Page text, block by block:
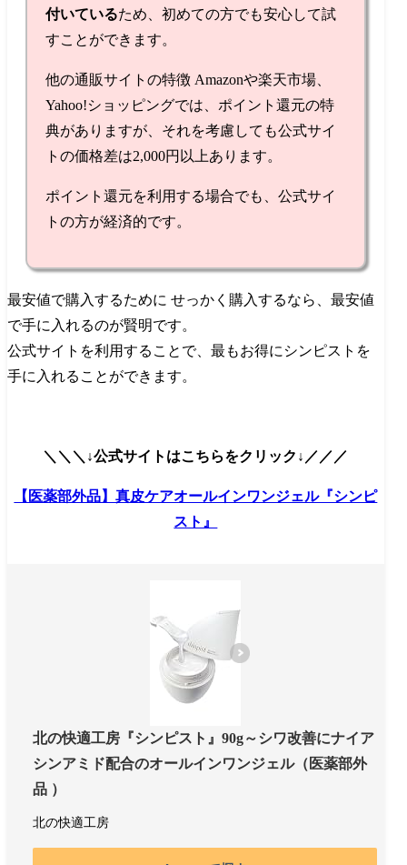
付いているため、初めての方でも安心して試
すことができます。
他の通販サイトの特徴 Amazonや楽天市場、
Yahoo!ショッピングでは、ポイント還元の特
典がありますが、それを考慮しても公式サイ
トの価格差は2,000円以上あります。
ポイント還元を利用する場合でも、公式サイ
トの方が経済的です。
最安値で購入するために せっかく購入するなら、最安値
で手に入れるのが賢明です。
公式サイトを利用することで、最もお得にシンピストを
手に入れることができます。
＼＼＼↓公式サイトはこちらをクリック↓／／／
【医薬部外品】真皮ケアオールインワンジェル『シンピ
スト』
北の快適工房『シンピスト』90g～シワ改善にナイア
シンアミド配合のオールインワンジェル（医薬部外
品 ）
北の快適工房